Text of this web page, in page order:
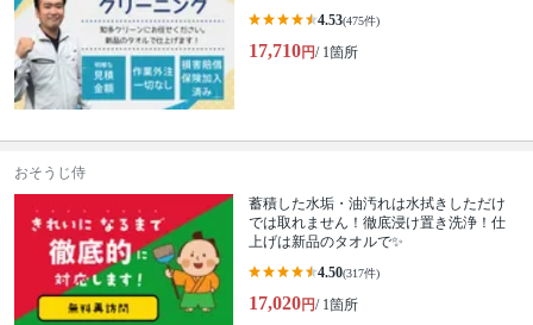
4.53(475件)
17,710円/ 1箇所
おそうじ侍
蓄積した水垢・油汚れは水拭きしただけ
では取れません！徹底浸け置き洗浄！仕
上げは新品のタオルで✨
4.50(317件)
17,020円/ 1箇所